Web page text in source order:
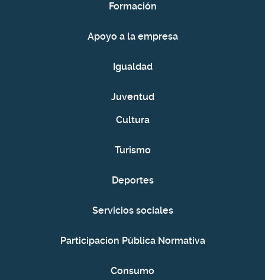
Formación
Apoyo a la empresa
Igualdad
Juventud
Cultura
Turismo
Deportes
Servicios sociales
Participacion Pública Normativa
Consumo